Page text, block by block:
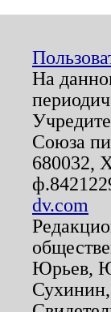
На
Союза
680032,
dv.com
Юрьев,